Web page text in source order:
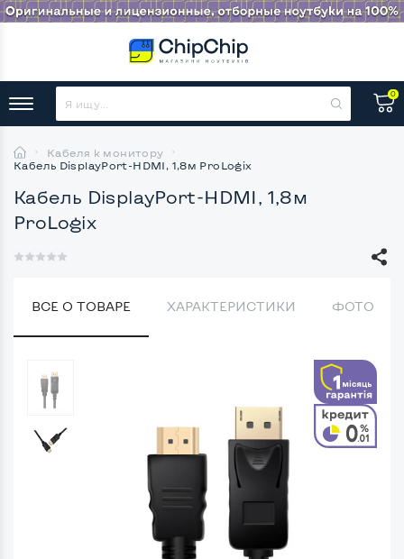
0
Кабеля к монитору
Кабель DisplayPort-HDMI, 1,8м ProLogix
Кабель DisplayPort-HDMI, 1,8м
ProLogix
ВСЕ О ТОВАРЕ ХАРАКТЕРИСТИКИ ФОТО